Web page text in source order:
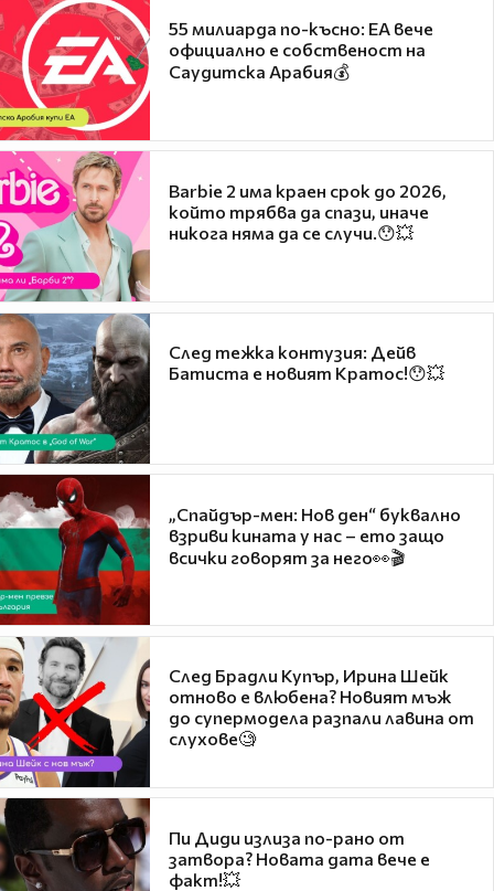
55 милиарда по-късно: EA вече
официално е собственост на
Саудитска Арабия💰
Barbie 2 има краен срок до 2026,
който трябва да спази, иначе
никога няма да се случи.😯💥
След тежка контузия: Дейв
Батиста е новият Кратос!😯💥
„Спайдър-мен: Нов ден“ буквално
взриви кината у нас – ето защо
всички говорят за него👀🎬
След Брадли Купър, Ирина Шейк
отново е влюбена? Новият мъж
до супермодела разпали лавина от
слухове🧐
Пи Диди излиза по-рано от
затвора? Новата дата вече е
факт!💥